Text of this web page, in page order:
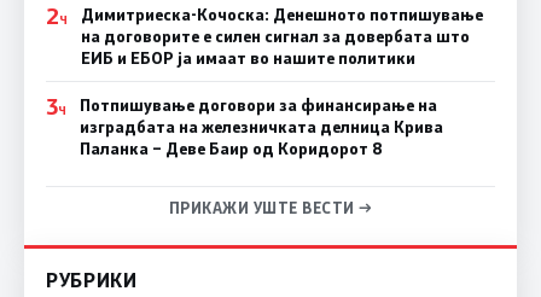
2Ч
Димитриеска-Кочоска: Денешното потпишување
на договорите е силен сигнал за довербата што
ЕИБ и ЕБОР ја имаат во нашите политики
3Ч
Потпишување договори за финансирање на
изградбата на железничката делница Крива
Паланка – Деве Баир од Коридорот 8
ПРИКАЖИ УШТЕ ВЕСТИ →
РУБРИКИ